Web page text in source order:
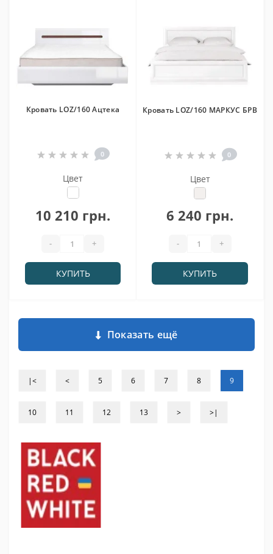
Кровать LOZ/160 Ацтека
0
Цвет
10 210 грн.
- +
КУПИТЬ
Кровать LOZ/160 МАРКУС БРВ
0
Цвет
6 240 грн.
- +
КУПИТЬ
Показать ещё
|< < 5 6 7 8 9
10 11 12 13 > >|